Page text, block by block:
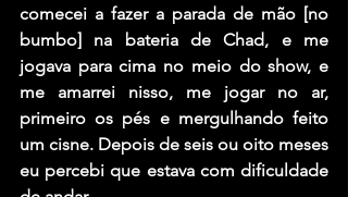
comecei a fazer a parada de mão [no
bumbo] na bateria de Chad, e me
jogava para cima no meio do show, e
me amarrei nisso, me jogar no ar,
primeiro os pés e mergulhando feito
um cisne. Depois de seis ou oito meses
eu percebi que estava com dificuldade